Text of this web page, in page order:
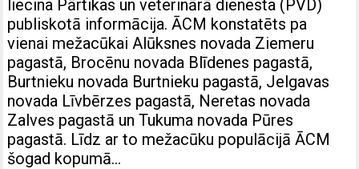
liecina Pārtikas un veterinārā dienesta (PVD)
publiskotā informācija. ĀCM konstatēts pa
vienai mežacūkai Alūksnes novada Ziemeru
pagastā, Brocēnu novada Blīdenes pagastā,
Burtnieku novada Burtnieku pagastā, Jelgavas
novada Līvbērzes pagastā, Neretas novada
Zalves pagastā un Tukuma novada Pūres
pagastā. Līdz ar to mežacūku populācijā ĀCM
šogad kopumā…